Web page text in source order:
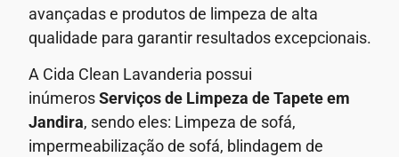
avançadas e produtos de limpeza de alta
qualidade para garantir resultados excepcionais.
A Cida Clean Lavanderia possui
inúmerosServiços de Limpeza de Tapete em
Jandira, sendo eles: Limpeza de sofá,
impermeabilização de sofá, blindagem de